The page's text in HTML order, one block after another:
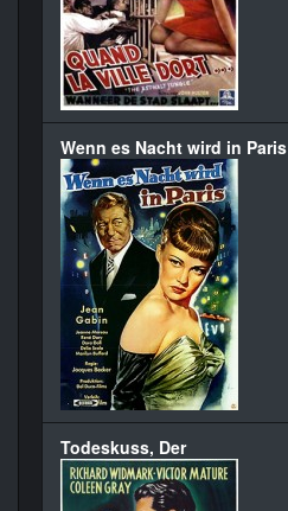
Wenn es Nacht wird in Paris
Todeskuss, Der